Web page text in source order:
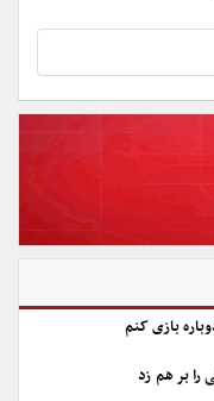
بازی کنم
بر هم زد